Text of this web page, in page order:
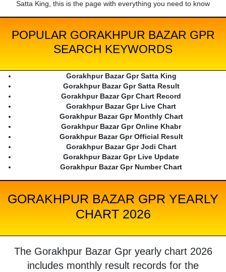
Satta King, this is the page with everything you need to know
POPULAR GORAKHPUR BAZAR GPR
SEARCH KEYWORDS
Gorakhpur Bazar Gpr Satta King
Gorakhpur Bazar Gpr Satta Result
Gorakhpur Bazar Gpr Chart Record
Gorakhpur Bazar Gpr Live Chart
Gorakhpur Bazar Gpr Monthly Chart
Gorakhpur Bazar Gpr Online Khabr
Gorakhpur Bazar Gpr Official Result
Gorakhpur Bazar Gpr Jodi Chart
Gorakhpur Bazar Gpr Live Update
Gorakhpur Bazar Gpr Number Chart
GORAKHPUR BAZAR GPR YEARLY
CHART 2026
The Gorakhpur Bazar Gpr yearly chart 2026
includes monthly result records for the